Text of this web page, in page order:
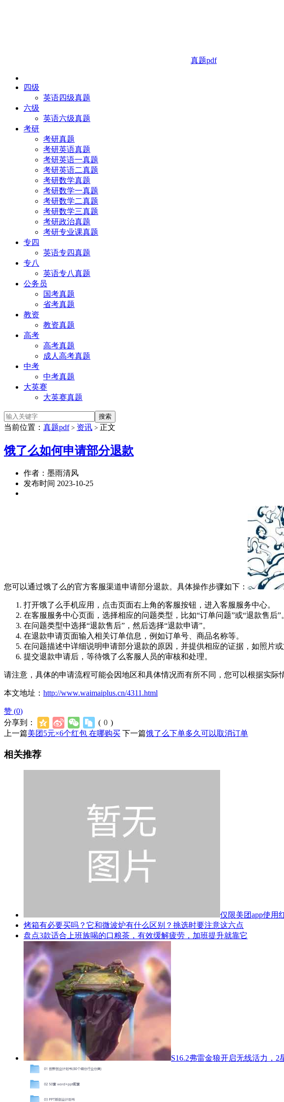
真题pdf
四级
英语四级真题
六级
英语六级真题
考研
考研真题
考研英语真题
考研英语一真题
考研英语二真题
考研数学真题
考研数学一真题
考研数学二真题
考研数学三真题
考研政治真题
考研专业课真题
专四
英语专四真题
专八
英语专八真题
公务员
国考真题
省考真题
教资
教资真题
高考
高考真题
成人高考真题
中考
中考真题
大英赛
大英赛真题
当前位置： 真题pdf > 资讯 > 正文
饿了么如何申请部分退款
作者：墨雨清风
发布时间 2023-10-25
您可以通过饿了么的官方客服渠道申请部分退款。具体操作步骤如下：
打开饿了么手机应用，点击页面右上角的客服按钮，进入客服服务中心。
在客服服务中心页面，选择相应的问题类型，比如“订单问题”或“退款售后”
在问题类型中选择“退款售后”，然后选择“退款申请”。
在退款申请页面输入相关订单信息，例如订单号、商品名称等。
在问题描述中详细说明申请部分退款的原因，并提供相应的证据，如照片或
提交退款申请后，等待饿了么客服人员的审核和处理。
请注意，具体的申请流程可能会因地区和具体情况而有所不同，您可以根据实
本文地址： http://www.waimaiplus.cn/4311.html
赞 (0)
分享到：
( 0 )
上一篇美团5元×6个红包 在哪购买 下一篇饿了么下单多久可以取消订单
相关推荐
仅限美团app使用
烤箱有必要买吗？它和微波炉有什么区别？挑选时要注意这六点
盘点3款适合上班族喝的口粮茶，有效缓解疲劳，加班提升就靠它
S16.2弗雷金狼开启无线活力，2